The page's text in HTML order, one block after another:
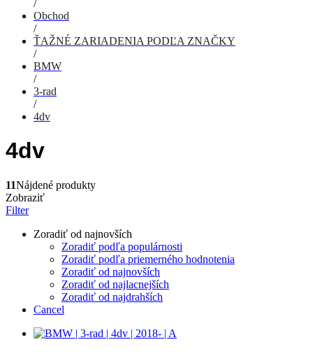
/
Obchod
/
ŤAŽNÉ ZARIADENIA PODĽA ZNAČKY
/
BMW
/
3-rad
/
4dv
4dv
11Nájdené produkty
Zobraziť
Filter
Zoradiť od najnovších
Zoradiť podľa populárnosti
Zoradiť podľa priemerného hodnotenia
Zoradiť od najnovších
Zoradiť od najlacnejších
Zoradiť od najdrahších
Cancel